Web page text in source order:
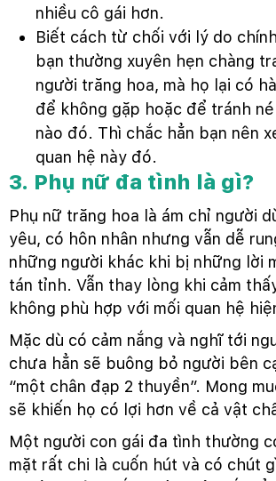
nhiều cô gái hơn.
Biết cách từ chối với lý do
bạn thường xuyên hẹn chàng
người trăng hoa, mà họ lại có
để không gặp hoặc để tránh
nào đó. Thì chắc hẳn bạn nên
quan hệ này đó.
3. Phụ nữ đa tình là gì?
Phụ nữ trăng hoa là ám chỉ người
yêu, có hôn nhân nhưng vẫn dễ
những người khác khi bị những lời
tán tỉnh. Vẫn thay lòng khi cảm
không phù hợp với mối quan hệ
Mặc dù có cảm nắng và nghĩ tới
chưa hẳn sẽ buông bỏ người bên
“một chân đạp 2 thuyền”. Mong
sẽ khiến họ có lợi hơn về cả vật
Một người con gái đa tình thường
mặt rất chi là cuốn hút và có chút